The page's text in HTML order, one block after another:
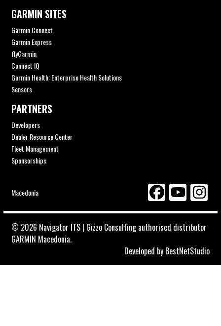
GARMIN SITES
Garmin Connect
Garmin Express
flyGarmin
Connect IQ
Garmin Health: Enterprise Health Solutions
Sensors
PARTNERS
Developers
Dealer Resource Center
Fleet Management
Sponsorships
Macedonia
© 2026 Navigator ITS | Gizzo Consulting authorised distributor
GARMIN Macedonia.
Developed by BestNetStudio